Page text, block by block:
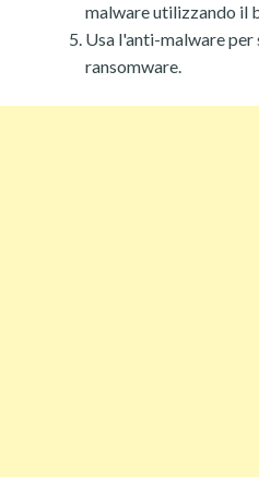
malware utilizzando il
Usa l'anti-malware
ransomware.